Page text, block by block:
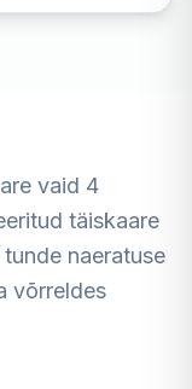
vaid 4
täiskaare
naeratuse
võrreldes